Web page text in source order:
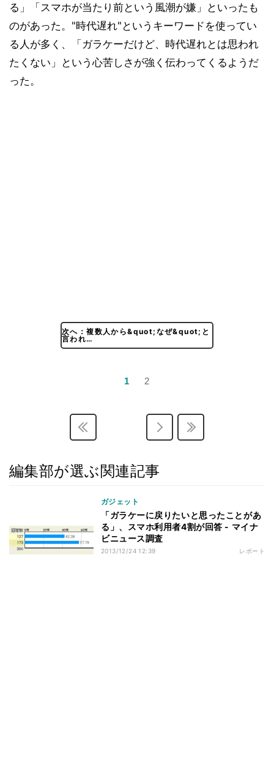
る」「スマホが当たり前という風潮が嫌」といったも
のがあった。"時代遅れ"というキーワードを使ってい
る人が多く、「ガラケーだけど、時代遅れとは思われ
たくない」という心苦しさが強く伝わってくるようだ
った。
次へ：複数人から&quot;なぜ&quot;と
言われ…
1 2
編集部が選ぶ関連記事
ガジェット
「ガラケーに戻りたいと思ったことがあ
る」、スマホ利用者4割が回答 - マイナ
ビニュース調査
2013/12/24 12:39 レポート